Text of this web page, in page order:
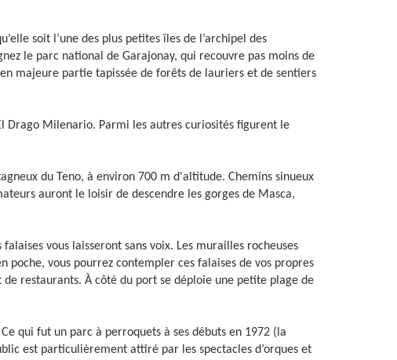
soit l’une des plus petites îles de l’archipel des
le parc national de Garajonay, qui recouvre pas moins de
majeure partie tapissée de forêts de lauriers et de sentiers
Drago Milenario. Parmi les autres curiosités figurent le
du Teno, à environ 700 m d'altitude. Chemins sinueux
auront le loisir de descendre les gorges de Masca,
vous laisseront sans voix. Les murailles rocheuses
vous pourrez contempler ces falaises de vos propres
restaurants. À côté du port se déploie une petite plage de
qui fut un parc à perroquets à ses débuts en 1972 (la
est particulièrement attiré par les spectacles d’orques et